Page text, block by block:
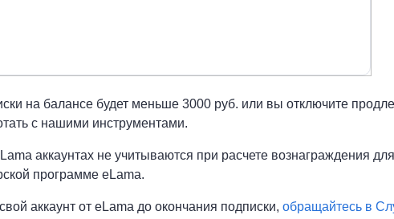
на балансе будет меньше 3000 руб. или вы отключите
с нашими инструментами.
аккаунтах не учитываются при расчете вознаграждения
программе eLama.
аккаунт от eLama до окончания подписки, обращайтесь в